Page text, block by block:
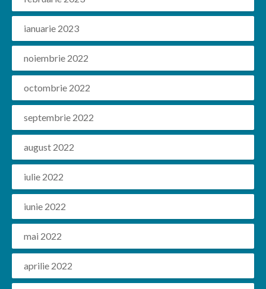
ianuarie 2023
noiembrie 2022
octombrie 2022
septembrie 2022
august 2022
iulie 2022
iunie 2022
mai 2022
aprilie 2022